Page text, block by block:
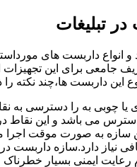
تبلیغات
و انواع داربست های
جامعی برای این تجهیزات
این داربست ها،چند نکته
چوبی به را دسترسی به
می باشد و این نقاط در
سازه به صورت موقت
نیاز دارد.سازه داربست
ایمنی بسیار خطرناک